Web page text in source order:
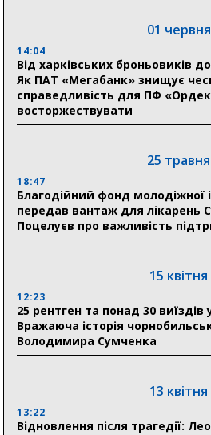
Ніколаєнко: у Сумах погодили
відновлення житла майже на
Сумщини пояснив, як
17:52
«Укрексімбанк» припиняє
Пенсійному фонді Сумщини
людям
відзнаки «Почесного
30 липня
Сумська клінічна лікарня
01 червня
14:04
Від харківських броньовиків
Як ПАТ «Мегабанк» знищує
справедливість для ПФ
восторжествувати
25 травня
18:47
Благодійний фонд молодіжної
передав вантаж для лікарень
Поцелуєв про важливість
15 квітня
12:23
25 рентген та понад 30 виїздів
Вражаюча історія
Володимира Сумченка
13 квітня
13:22
Відновлення після трагедії: